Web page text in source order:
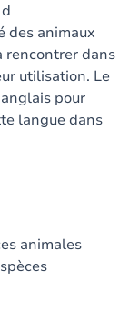
des animaux
rencontrer dans
utilisation. Le
pour
langue dans
animales